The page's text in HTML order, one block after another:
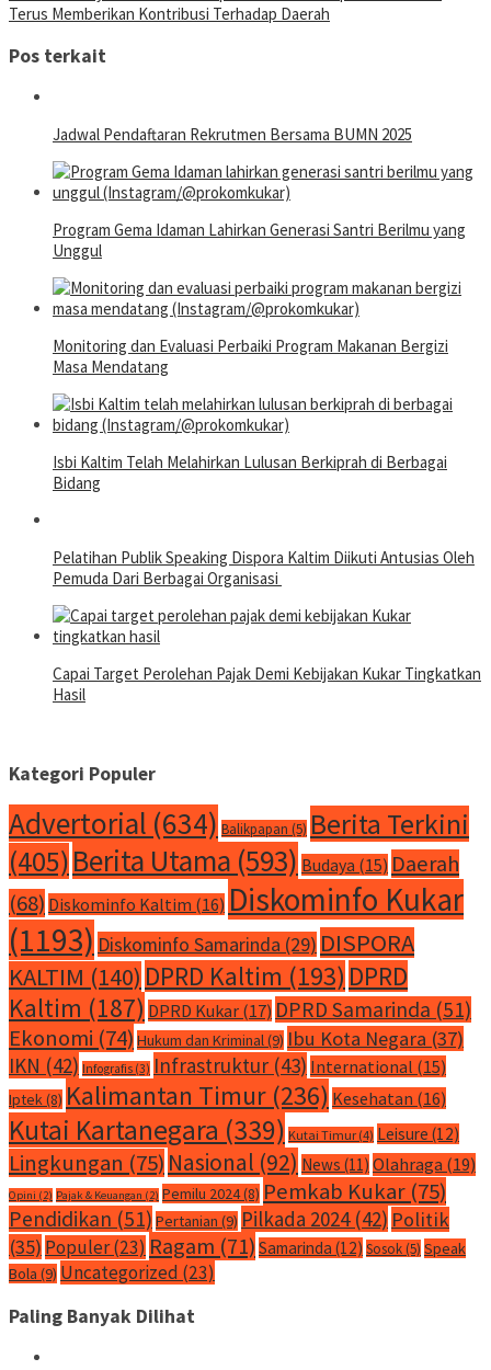
Terus Memberikan Kontribusi Terhadap Daerah
Pos terkait
Jadwal Pendaftaran Rekrutmen Bersama BUMN 2025
Program Gema Idaman Lahirkan Generasi Santri Berilmu yang
Unggul
Monitoring dan Evaluasi Perbaiki Program Makanan Bergizi
Masa Mendatang
Isbi Kaltim Telah Melahirkan Lulusan Berkiprah di Berbagai
Bidang
Pelatihan Publik Speaking Dispora Kaltim Diikuti Antusias Oleh
Pemuda Dari Berbagai Organisasi
Capai Target Perolehan Pajak Demi Kebijakan Kukar Tingkatkan
Hasil
Kategori Populer
Advertorial (634) Balikpapan (5) Berita Terkini
(405)Berita Utama (593) Budaya (15) Daerah
(68) Diskominfo Kaltim (16) Diskominfo Kukar
(1193) Diskominfo Samarinda (29) DISPORA
KALTIM (140) DPRD Kaltim (193) DPRD
Kaltim (187) DPRD Kukar (17) DPRD Samarinda (51)
Ekonomi (74) Hukum dan Kriminal(9) Ibu Kota Negara (37)
IKN (42) Infografis (3) Infrastruktur (43) International (15)
Iptek(8) Kalimantan Timur (236) Kesehatan (16)
Kutai Kartanegara (339) Kutai Timur (4) Leisure (12)
Lingkungan (75) Nasional (92) News (11) Olahraga (19)
Opini (2) Pajak & Keuangan (2) Pemilu 2024(8) Pemkab Kukar (75)
Pendidikan (51) Pertanian (9) Pilkada 2024(42) Politik
(35) Populer(23) Ragam (71) Samarinda (12) Sosok(5) Speak
Bola (9) Uncategorized (23)
Paling Banyak Dilihat